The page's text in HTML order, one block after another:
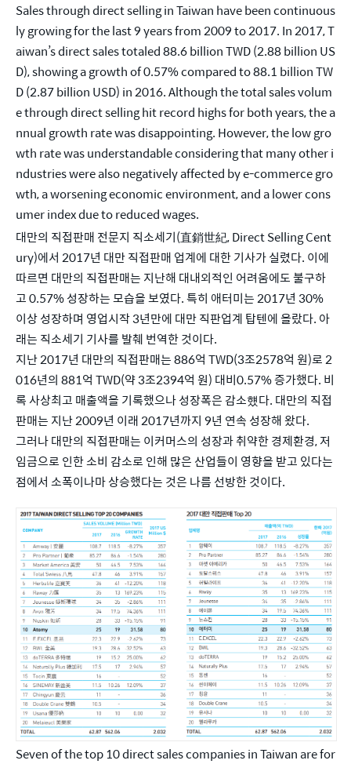
Sales through direct selling in Taiwan have been continuous
ly growing for the last 9 years from 2009 to 2017. In 2017, T
aiwan’s direct sales totaled 88.6 billion TWD (2.88 billion US
D), showing a growth of 0.57% compared to 88.1 billion TW
D (2.87 billion USD) in 2016. Although the total sales volum
e through direct selling hit record highs for both years, the a
nnual growth rate was disappointing. However, the low gro
wth rate was understandable considering that many other i
ndustries were also negatively affected by e-commerce gro
wth, a worsening economic environment, and a lower cons
umer index due to reduced wages.
대만의 직접판매 전문지 직소세기(直銷世紀, Direct Selling Cent
ury)에서 2017년 대만 직접판매 업계에 대한 기사가 실렸다. 이에
따르면 대만의 직접판매는 지난해 대내외적인 어려움에도 불구하
고 0.57% 성장하는 모습을 보였다. 특히 애터미는 2017년 30%
이상 성장하며 영업시작 3년만에 대만 직판업계 탑텐에 올랐다. 아
래는 직소세기 기사를 발췌 번역한 것이다.
지난 2017년 대만의 직접판매는 886억 TWD(3조2578억 원)로 2
016년의 881억 TWD(약 3조2394억 원) 대비0.57% 증가했다. 비
록 사상최고 매출액을 기록했으나 성장폭은 감소헀다. 대만의 직접
판매는 지난 2009년 이래 2017년까지 9년 연속 성장해 왔다.
그러나 대만의 직접판매는 이커머스의 성장과 취약한 경제환경, 저
임금으로 인한 소비 감소로 인해 많은 산업들이 영향을 받고 있다는
점에서 소폭이나마 상승했다는 것은 나름 선방한 것이다.
Seven of the top 10 direct sales companies in Taiwan are for